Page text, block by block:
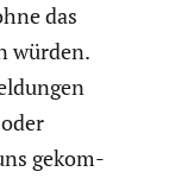
das
würden.
gekom­